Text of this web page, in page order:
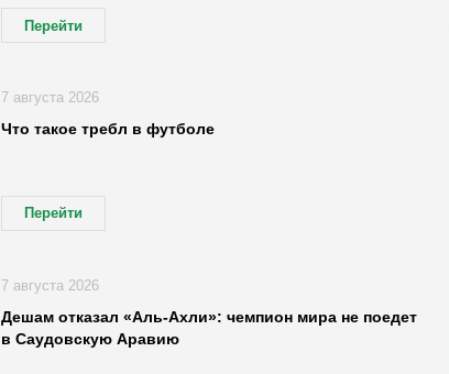
Перейти
Что такое требл в футболе
Перейти
7 августа 2026
Дешам отказал «Аль-Ахли»: чемпион мира не поедет
в Саудовскую Аравию
7 августа 2026